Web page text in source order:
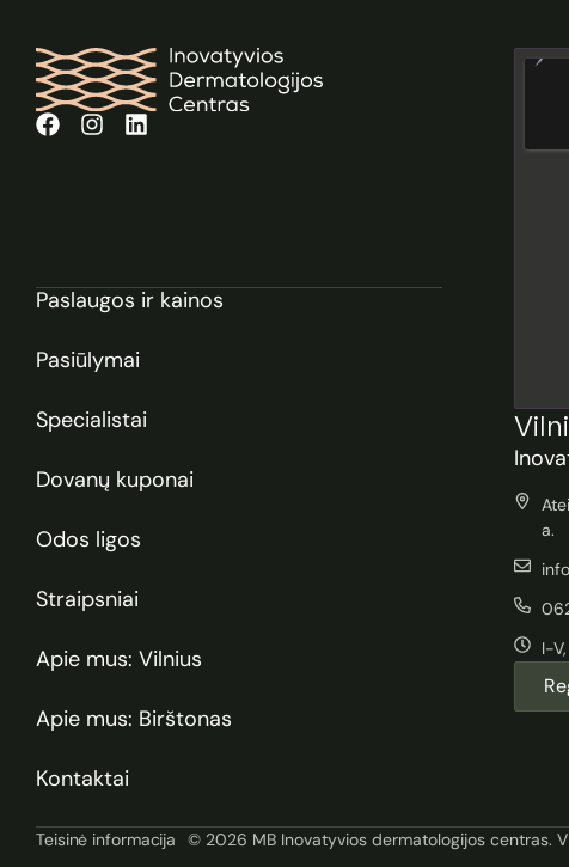
Paslaugos ir kainos
Pasiūlymai
Specialistai
Dovanų kuponai
Odos ligos
Straipsniai
Apie mus: Vilnius
Apie mus: Birštonas
Kontaktai
a.
I-
Teisinė informacija © 2026 MB Inovatyvios dermatologijos centras.